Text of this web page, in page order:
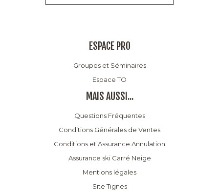
ESPACE PRO
Groupes et Séminaires
Espace TO
MAIS AUSSI...
Questions Fréquentes
Conditions Générales de Ventes
Conditions et Assurance Annulation
Assurance ski Carré Neige
Mentions légales
Site Tignes